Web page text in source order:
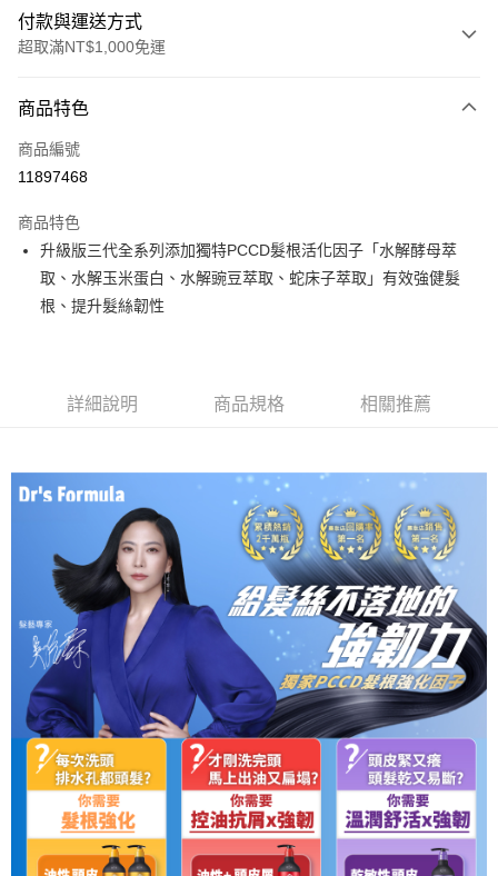
付款與運送方式
超取滿NT$1,000免運
信用卡一次付款
信用卡分期付款
合作金庫商業銀行
華南商業銀行
彰化商業銀行
上海商業儲蓄銀行
台北富邦商業銀行
國泰世華商業銀行
元大商業銀行
永豐商業銀行
超商取貨付款
LINE Pay
大哥付你分期
【大哥付你分期使用說明】
1.本服務由台灣大哥大提供，台灣大哥大用戶可立即使用無須另外申請。
2.付款方式選擇「大哥付你分期」，訂單成立後會自動跳轉到大哥付的交易
流程，驗證手機門號後，選擇欲分期的期數、繳款截止日，確認付款後即完
成交易。
3.實際核准額度、可分期數及費用金額請依後續交易確認頁面所載為準。
4.訂單成立30分鐘內，如未前往確認交易或遇審核未通過，訂單將自動取
消。如遇「轉專審核」未通過狀況，表示未達大哥付你分期系統評分，恕無
法說明評估內容。
【繳款方式說明】
1.分期款項不併入電信帳單，「大哥付你分期」於每月結算日後寄送繳費提
醒簡訊。
2.透過簡訊連結打開帳單後，可選擇「超商條碼／台灣大直營門市／銀行轉
帳／街口支付／iPASS MONEY」等通路繳費。
【注意事項】
1.本服務係由「台灣大哥大股份有限公司」（以下簡稱本公司）所提供，讓
AFTEE先享後付
相關說明
【關於「AFTEE先享後付」】
AFTEE先享後付是「在收到商品之後才付款」的支付方式。 讓您購物簡單
便利好安心！
１．簡單：不需註冊會員、不需綁卡、不需儲值。
２．便利：只要手機號碼，簡訊認證，即可結帳。
３．安心：先確認商品／服務後，再付款。
【「AFTEE先享後付」結帳流程】
１．於結帳方式選擇「AFTEE先享後付」後，將跳轉至「AFTEE先享後付」
結帳頁面，進行簡訊認證並確認金額後，即可完成結帳。
２．訂單成立數日內，您將收到繳費通知簡訊。
３．收到繳費通知簡訊後14天內，點擊此簡訊中的連結，可透過四大超商／
ATM／網路銀行／等多元方式進行付款，方視為交易完成。
※ 請注意：結帳手續完成當下不需立刻繳費，但若您需要取消訂單，請聯絡
Hami Point
相關說明
「Hami Point」為中華電信所提供之點數服務，可於會員專區綁定中華電信
會員帳號後，即可在購物車使用 Hami Point 折抵消費金額 (1點等於1元)。
ATM付款
貨到付款
運送方式
全家取貨付款
每筆NT$90，滿NT$1,000(含以上)免運費
商品特色
商品編號
11897468
商品特色
升級版三代全系列添加獨特PCCD髮根活化因子「水解酵母萃
取、水解玉米蛋白、水解豌豆萃取、蛇床子萃取」有效強健髮
根、提升髮絲韌性
詳細說明 商品規格 相關推薦